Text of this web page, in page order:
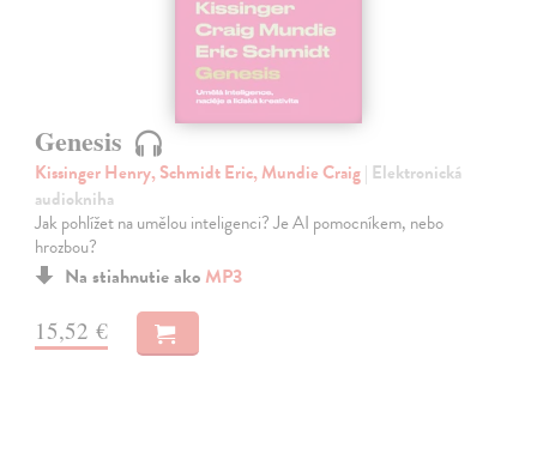
Genesis
Kissinger Henry, Schmidt Eric, Mundie Craig| Elektronická
audiokniha
Jak pohlížet na umělou inteligenci? Je AI pomocníkem, nebo
hrozbou?
Na stiahnutie ako MP3
15,52 €